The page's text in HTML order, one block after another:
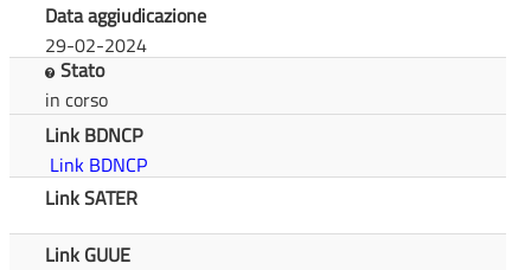
Data aggiudicazione
29-02-2024
Stato
in corso
Link BDNCP
Link BDNCP
Link SATER
Link GUUE